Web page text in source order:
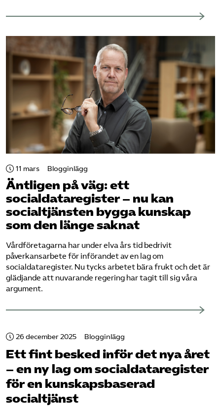
11 mars Blogginlägg
Äntligen på väg: ett
socialdataregister – nu kan
socialtjänsten bygga kunskap
som den länge saknat
Vårdföretagarna har under elva års tid bedrivit
påverkansarbete för införandet av en lag om
socialdataregister. Nu tycks arbetet bära frukt och det är
glädjande att nuvarande regering har tagit till sig våra
argument.
26 december 2025 Blogginlägg
Ett fint besked inför det nya året
– en ny lag om socialdataregister
för en kunskapsbaserad
socialtjänst